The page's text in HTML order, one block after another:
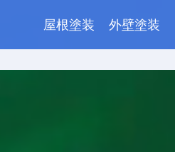
屋根塗装 外壁塗装